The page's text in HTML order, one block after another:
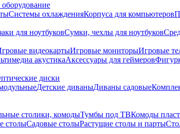
Системы охлажденияКорпуса для компьютеров
для ноутбуковСумки, чехлы для ноутбуков
видеокартыИгровые мониторыИгровые
акустикаАксессуары для геймеров
диски
Детские диваныДиваны садовые
столики, комодыТумбы под ТВКомоды
столыСадовые столыРастущие столы и парты